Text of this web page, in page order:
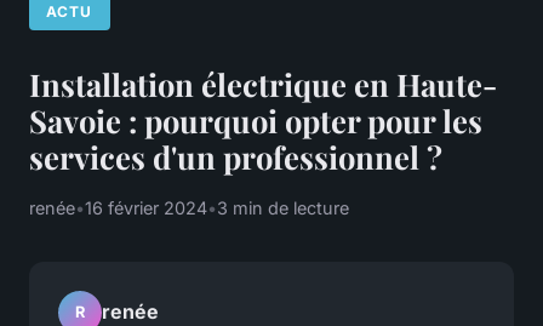
ACTU
Installation électrique en Haute-
Savoie : pourquoi opter pour les
services d'un professionnel ?
renée•16 février 2024•3 min de lecture
R renée